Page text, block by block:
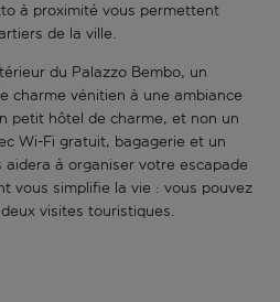
à proximité vous permettent
de la ville.
du Palazzo Bembo, un
charme vénitien à une ambiance
petit hôtel de charme, et non un
Wi-Fi gratuit, bagagerie et un
aidera à organiser votre escapade
vous simplifie la vie : vous pouvez
visites touristiques.